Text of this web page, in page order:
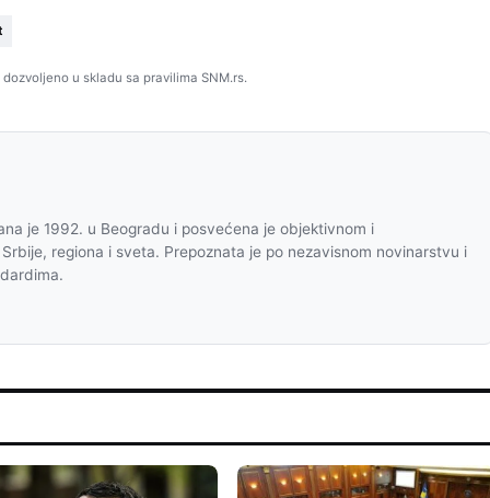
u skladu sa pravilima SNM.rs.
je 1992. u Beogradu i posvećena je objektivnom i
regiona i sveta. Prepoznata je po nezavisnom novinarstvu i